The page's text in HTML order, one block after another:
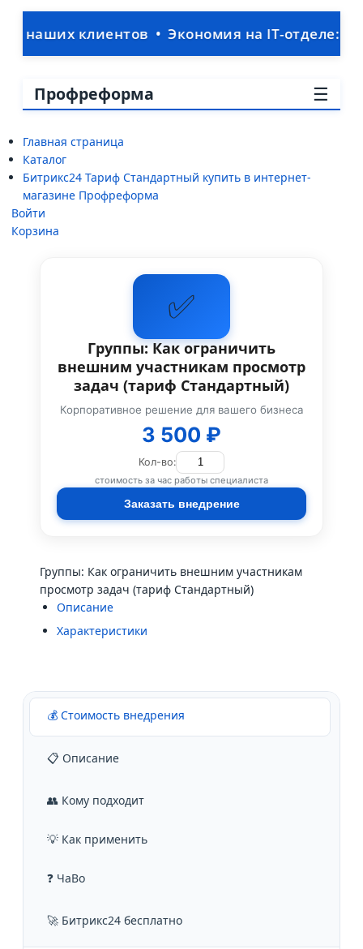
клиентов • Экономия на IT-отделе: ваша
Профреформа ☰
Главная страница
Каталог
Битрикс24 Тариф Стандартный купить в интернет-
магазине Профреформа
Войти
Корзина
✅
Группы: Как ограничить
внешним участникам просмотр
задач (тариф Стандартный)
Корпоративное решение для вашего бизнеса
3 500 ₽
Кол-во:
стоимость за час работы специалиста
Заказать внедрение
Группы: Как ограничить внешним участникам
просмотр задач (тариф Стандартный)
Описание
Характеристики
💰 Стоимость внедрения
📋 Описание
👥 Кому подходит
💡 Как применить
❓ ЧаВо
🚀 Битрикс24 бесплатно